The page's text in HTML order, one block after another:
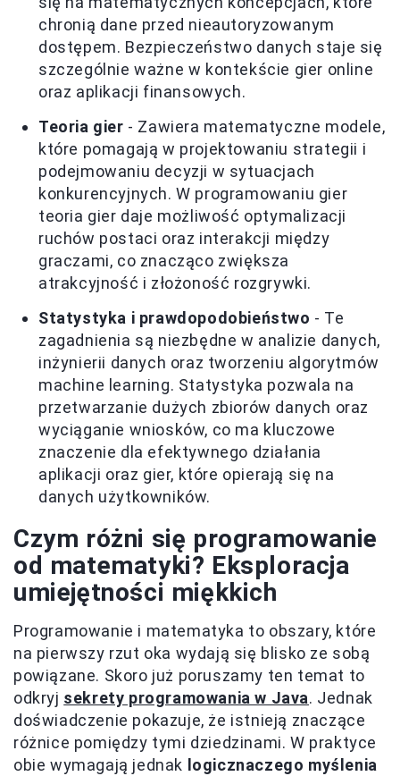
chronią dane przed nieautoryzowanym
dostępem. Bezpieczeństwo danych staje się
szczególnie ważne w kontekście gier online
oraz aplikacji finansowych.
Teoria gier - Zawiera matematyczne modele,
które pomagają w projektowaniu strategii i
podejmowaniu decyzji w sytuacjach
konkurencyjnych. W programowaniu gier
teoria gier daje możliwość optymalizacji
ruchów postaci oraz interakcji między
graczami, co znacząco zwiększa
atrakcyjność i złożoność rozgrywki.
Statystyka i prawdopodobieństwo - Te
zagadnienia są niezbędne w analizie danych,
inżynierii danych oraz tworzeniu algorytmów
machine learning. Statystyka pozwala na
przetwarzanie dużych zbiorów danych oraz
wyciąganie wniosków, co ma kluczowe
znaczenie dla efektywnego działania
aplikacji oraz gier, które opierają się na
danych użytkowników.
Czym różni się programowanie
od matematyki? Eksploracja
umiejętności miękkich
Programowanie i matematyka to obszary, które
na pierwszy rzut oka wydają się blisko ze sobą
powiązane. Skoro już poruszamy ten temat to
odkryj sekrety programowania w Java. Jednak
doświadczenie pokazuje, że istnieją znaczące
różnice pomiędzy tymi dziedzinami. W praktyce
obie wymagają jednak logicznaczego myślenia